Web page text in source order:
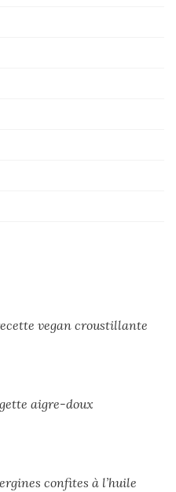
vegan croustillante
aigre-doux
confites à l’huile